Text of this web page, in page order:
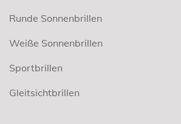
Runde Sonnenbrillen
Weiße Sonnenbrillen
Sportbrillen
Gleitsichtbrillen